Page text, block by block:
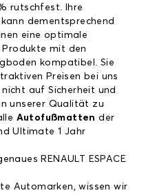
rutschfest. Ihre
dementsprechend
eine optimale
Produkte mit den
kompatibel. Sie
Preisen bei uns
auf Sicherheit und
unserer Qualität zu
Autofußmatten der
Ultimate 1 Jahr
RENAULT ESPACE
Automarken, wissen wir